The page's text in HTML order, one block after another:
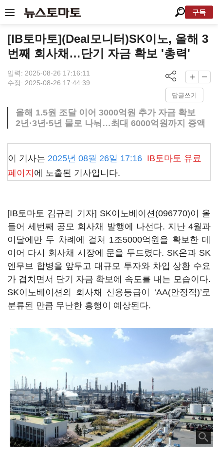
구독
[IB토마토](Deal모니터)SK이노, 올해 3
번째 회사채…단기 자금 확보 '총력'
입력: 2025-08-26 17:16:11
수정: 2025-08-26 17:44:39
답글쓰기
올해 1.5원 조달 이어 3000억원 추가 자금 확보
2년·3년·5년 물로 나눠…최대 6000억원까지 증액
이 기사는 2025년 08월 26일 17:16 IB토마토 유료
페이지 에 노출된 기사입니다.
[IB토마토 김규리 기자] SK이노베이션(096770)이 올
들어 세번째 공모 회사채 발행에 나선다. 지난 4월과
이달에만 두 차례에 걸쳐 1조5000억원을 확보한 데
이어 다시 회사채 시장에 문을 두드렸다. SK온과 SK
엔무브 합병을 앞두고 대규모 투자와 차입 상환 수요
가 겹치면서 단기 자금 확보에 속도를 내는 모습이다.
SK이노베이션의 회사채 신용등급이 ‘AA(안정적)’로
분류된 만큼 무난한 흥행이 예상된다.